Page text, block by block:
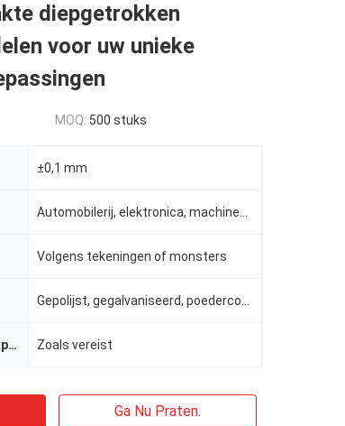
diepgetrokken
voor uw unieke
MOQ: 500 stuks
±0,1 mm
Volgens tekeningen of monsters
Mechanische Eigenschappen Zoals vereist
Ga Nu Praten.